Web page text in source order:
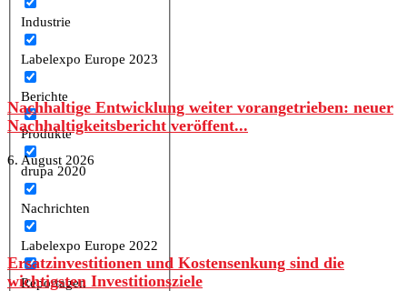
Industrie
Labelexpo Europe 2023
Berichte
Produkte
drupa 2020
Nachrichten
Labelexpo Europe 2022
Reportagen
Nachhaltige Entwicklung weiter vorangetrieben: neuer
Nachhaltigkeitsbericht veröffent...
6. August 2026
Ersatzinvestitionen und Kostensenkung sind die
wichtigsten Investitionsziele